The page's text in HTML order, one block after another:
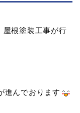
屋根塗装工事が行
進んでおります